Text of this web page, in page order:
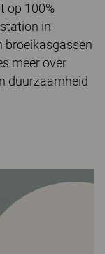
op 100%
in
broeikasgassen
meer over
duurzaamheid